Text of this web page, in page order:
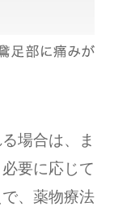
場合は、ま
要に応じて
、薬物療法